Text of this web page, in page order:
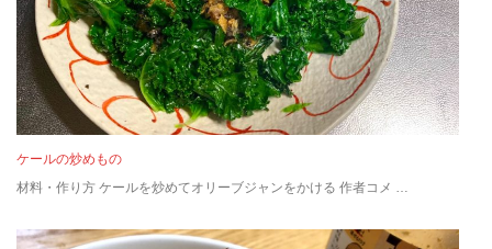
ケールの炒めもの
材料・作り方 ケールを炒めてオリーブジャンをかける 作者コメ …